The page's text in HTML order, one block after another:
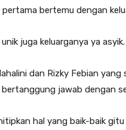
bertemu dengan
juga keluarganya ya
dan Rizky Febian
bertanggung jawab dengan
hal yang baik-baik